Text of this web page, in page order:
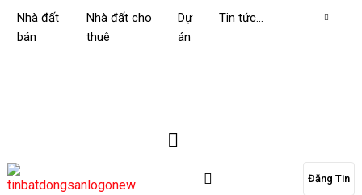
Nhà đất
bán
Nhà đất cho
thuê
Dự
án
Tin tức…
Đăng Tin